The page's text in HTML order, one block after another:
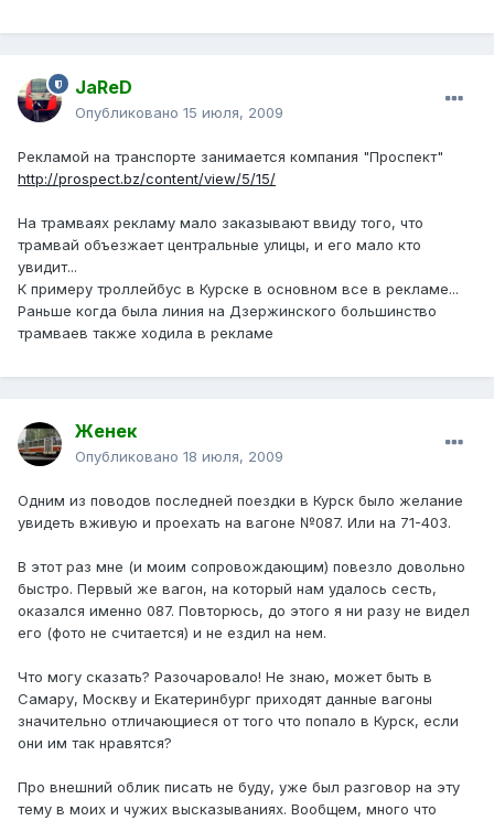
JaReD
Опубликовано 15 июля, 2009
Рекламой на транспорте занимается компания "Проспект"
http://prospect.bz/content/view/5/15/
На трамваях рекламу мало заказывают ввиду того, что
трамвай объезжает центральные улицы, и его мало кто
увидит...
К примеру троллейбус в Курске в основном все в рекламе...
Раньше когда была линия на Дзержинского большинство
трамваев также ходила в рекламе
Женек
Опубликовано 18 июля, 2009
Одним из поводов последней поездки в Курск было желание
увидеть вживую и проехать на вагоне №087. Или на 71-403.
В этот раз мне (и моим сопровождающим) повезло довольно
быстро. Первый же вагон, на который нам удалось сесть,
оказался именно 087. Повторюсь, до этого я ни разу не видел
его (фото не считается) и не ездил на нем.
Что могу сказать? Разочаровало! Не знаю, может быть в
Самару, Москву и Екатеринбург приходят данные вагоны
значительно отличающиеся от того что попало в Курск, если
они им так нравятся?
Про внешний облик писать не буду, уже был разговор на эту
тему в моих и чужих высказываниях. Вообщем, много что